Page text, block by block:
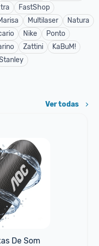
FastShop
Multilaser
Natura
Nike
Ponto
Zattini
KaBuM!
Ver todas
De Som